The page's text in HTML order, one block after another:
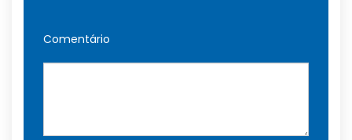
Comentário